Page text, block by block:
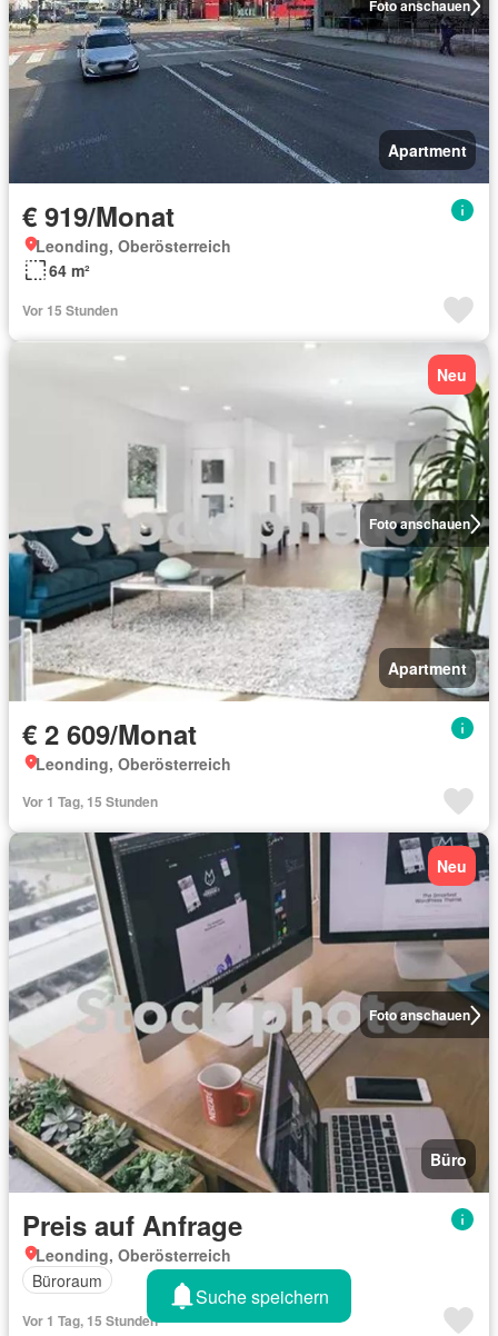
Foto anschauen
Apartment
€ 919/Monat
Leonding, Oberösterreich
64 m²
Vor 15 Stunden
Foto anschauen
Neu
Apartment
€ 2 609/Monat
Leonding, Oberösterreich
Vor 1 Tag, 15 Stunden
Foto anschauen
Neu
Büro
Preis auf Anfrage
Leonding, Oberösterreich
Büroraum
Vor 1 Tag, 15 Stunden
Suche speichern